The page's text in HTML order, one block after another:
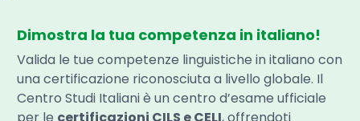
Dimostra la tua competenza in italiano!
Valida le tue competenze linguistiche in italiano con
una certificazione riconosciuta a livello globale. Il
Centro Studi Italiani è un centro d’esame ufficiale